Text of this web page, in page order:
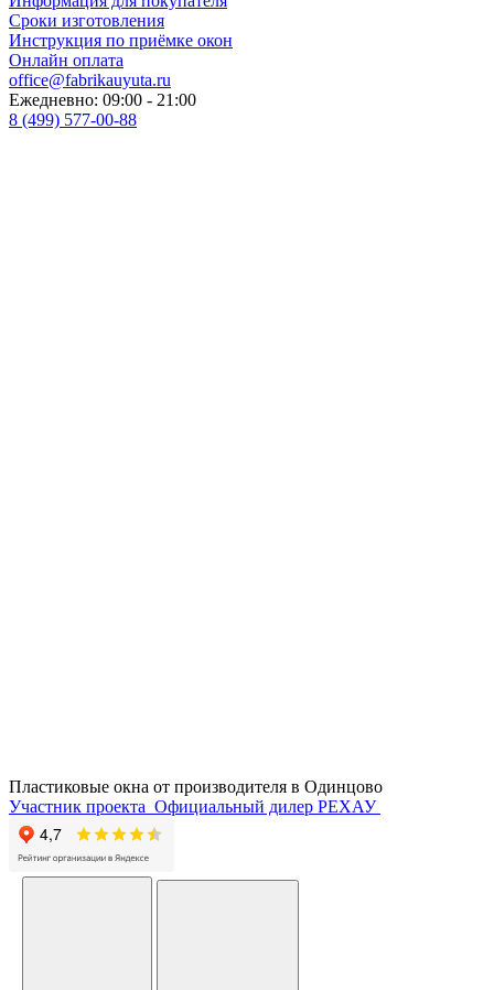
Сроки изготовления
Инструкция по приёмке окон
Онлайн оплата
office@fabrikauyuta.ru
Ежедневно: 09:00 - 21:00
8 (499) 577-00-88
Пластиковые окна от производителя в Одинцово
Участник проекта Официальный дилер РЕХАУ